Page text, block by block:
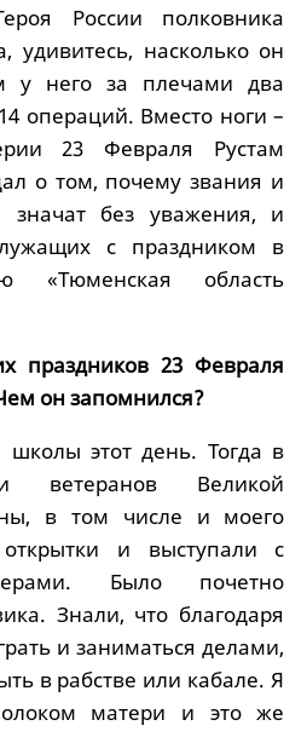
России полковника
удивитесь, насколько он
у него за плечами два
операций. Вместо ноги –
23 Февраля Рустам
о том, почему звания и
значат без уважения, и
с праздником в
«Тюменская область
праздников 23 Февраля
он запомнился?
этот день. Тогда в
ветеранов Великой
в том числе и моего
и выступали с
Было почетно
Знали, что благодаря
и заниматься делами,
в рабстве или кабале. Я
матери и это же